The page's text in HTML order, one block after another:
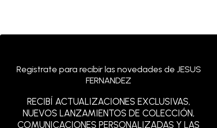
Registrate para recibir las novedades de JESUS
FERNANDEZ
RECIBÍ ACTUALIZACIONES EXCLUSIVAS,
NUEVOS LANZAMIENTOS DE COLECCIÓN,
COMUNICACIONES PERSONALIZADAS Y LAS